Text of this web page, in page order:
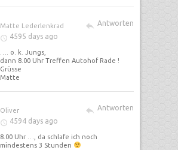
Matte Lederlenkrad
Antworten
4595 days ago
…. o. k. Jungs,
dann 8.00 Uhr Treffen Autohof Rade !
Grüsse
Matte
Oliver
Antworten
4594 days ago
8.00 Uhr …, da schlafe ich noch
mindestens 3 Stunden